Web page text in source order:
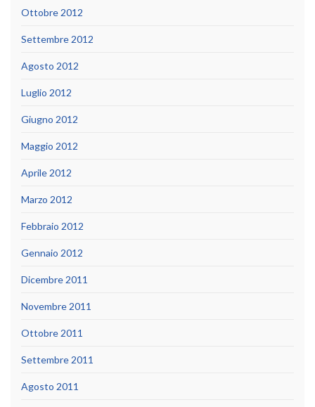
Ottobre 2012
Settembre 2012
Agosto 2012
Luglio 2012
Giugno 2012
Maggio 2012
Aprile 2012
Marzo 2012
Febbraio 2012
Gennaio 2012
Dicembre 2011
Novembre 2011
Ottobre 2011
Settembre 2011
Agosto 2011